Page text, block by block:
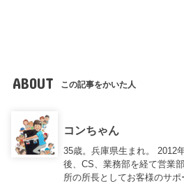
ABOUT この記事をかいた人
コンちゃん
35歳。兵庫県生まれ。 2012
後、CS、業務部を経て営業
所の所長としてお客様のサ